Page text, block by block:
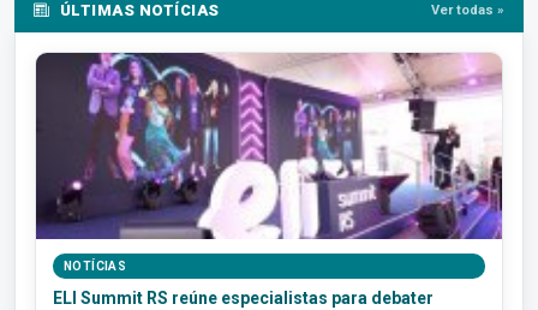
ÚLTIMAS NOTÍCIAS Ver todas »
NOTÍCIAS
ELI Summit RS reúne especialistas para debater